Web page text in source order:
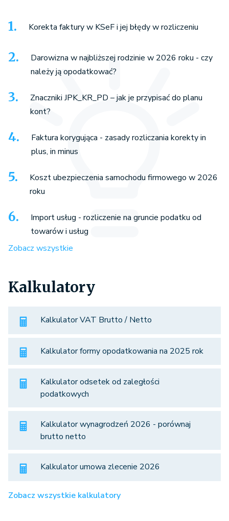
Korekta faktury w KSeF i jej błędy w rozliczeniu
Darowizna w najbliższej rodzinie w 2026 roku - czy
należy ją opodatkować?
Znaczniki JPK_KR_PD – jak je przypisać do planu
kont?
Faktura korygująca - zasady rozliczania korekty in
plus, in minus
Koszt ubezpieczenia samochodu firmowego w 2026
roku
Import usług - rozliczenie na gruncie podatku od
towarów i usług
Zobacz wszystkie
Kalkulatory
Kalkulator VAT Brutto / Netto
Kalkulator formy opodatkowania na 2025 rok
Kalkulator odsetek od zaległości
podatkowych
Kalkulator wynagrodzeń 2026 - porównaj
brutto netto
Kalkulator umowa zlecenie 2026
Zobacz wszystkie kalkulatory